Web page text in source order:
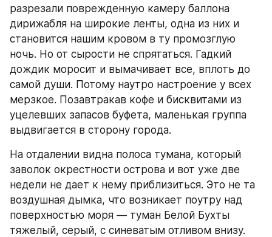
разрезали поврежденную камеру баллона
дирижабля на широкие ленты, одна из них и
становится нашим кровом в ту промозглую
ночь. Но от сырости не спрятаться. Гадкий
дождик моросит и вымачивает все, вплоть до
самой души. Потому наутро настроение у всех
мерзкое. Позавтракав кофе и бисквитами из
уцелевших запасов буфета, маленькая группа
выдвигается в сторону города.
На отдалении видна полоса тумана, который
заволок окрестности острова и вот уже две
недели не дает к нему приблизиться. Это не та
воздушная дымка, что возникает поутру над
поверхностью моря — туман Белой Бухты
тяжелый, серый, с синеватым отливом внизу.